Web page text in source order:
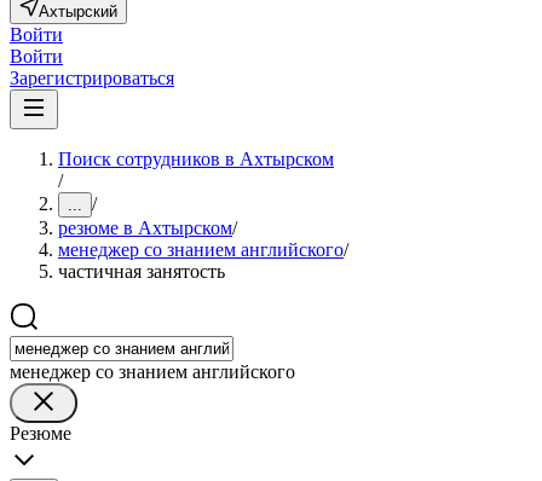
Ахтырский
Войти
Войти
Зарегистрироваться
Поиск сотрудников в Ахтырском
/
... /
резюме в Ахтырском/
менеджер со знанием английского/
частичная занятость
менеджер со знанием английского
Резюме